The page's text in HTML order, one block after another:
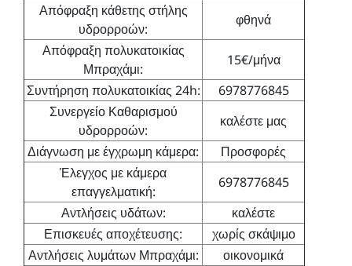
Απόφραξη κάθετης στήλης
υδρορροών:
φθηνά
Απόφραξη πολυκατοικίας
Μπραχάμι:
15€/μήνα
Συντήρηση πολυκατοικίας 24h:
6978776845
Συνεργείο Καθαρισμού
υδρορροών:
καλέστε μας
Διάγνωση με έγχρωμη κάμερα:
Προσφορές
Έλεγχος με κάμερα
επαγγελματική:
6978776845
Αντλήσεις υδάτων:
καλέστε
Επισκευές αποχέτευσης:
χωρίς σκάψιμο
Αντλήσεις λυμάτων Μπραχάμι:
οικονομικά